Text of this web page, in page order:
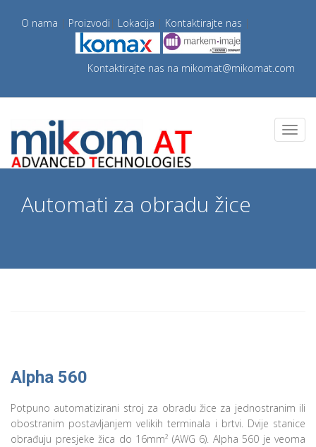
O nama | Proizvodi | Lokacija | Kontaktirajte nas |
Kontaktirajte nas na mikomat@mikomat.com
Automati za obradu žice
Alpha 560
Potpuno automatizirani stroj za obradu žice za jednostranim ili
obostranim postavljanjem velikih terminala i brtvi. Dvije stanice
obrađuju presjeke žica do 16mm² (AWG 6). Alpha 560 je veoma